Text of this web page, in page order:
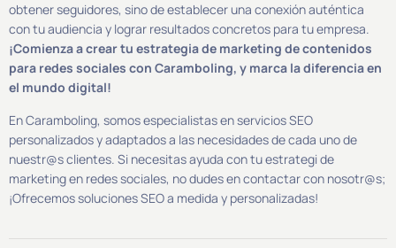
obtener seguidores, sino de establecer una conexión auténtica
con tu audiencia y lograr resultados concretos para tu empresa.
¡Comienza a crear tu estrategia de marketing de contenidos
para redes sociales con Caramboling, y marca la diferencia en
el mundo digital!
En Caramboling, somos especialistas en servicios SEO
personalizados y adaptados a las necesidades de cada uno de
nuestr@s clientes. Si necesitas ayuda con tu estrategi de
marketing en redes sociales, no dudes en contactar con nosotr@s;
¡Ofrecemos soluciones SEO a medida y personalizadas!